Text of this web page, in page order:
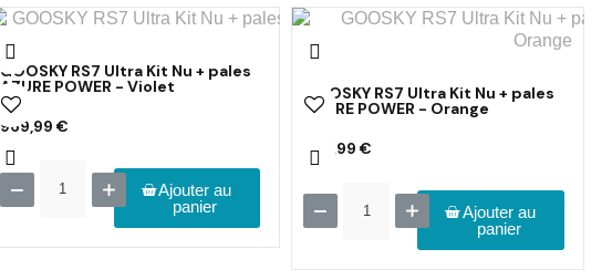
GOOSKY RS7 Ultra Kit Nu + pales
AZURE POWER - Violet
969,99 €
Ajouter au
panier
GOOSKY RS7 Ultra Kit Nu + pales
AZURE POWER - Orange
969,99 €
Ajouter au
panier